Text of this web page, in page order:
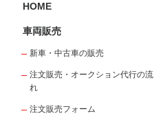
HOME
車両販売
新車・中古車の販売
注文販売・オークション代行の流
れ
注文販売フォーム